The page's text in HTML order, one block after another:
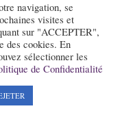
navigation, se
visites et
sur "ACCEPTER",
des cookies. En
sélectionner les
de Confidentialité